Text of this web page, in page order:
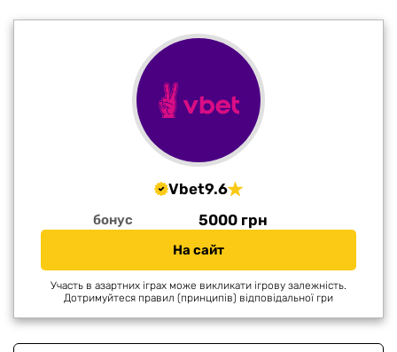
Vbet9.6
бонус 5000 грн
На сайт
Участь в азартних іграх може викликати ігрову залежність.
Дотримуйтеся правил (принципів) відповідальної гри